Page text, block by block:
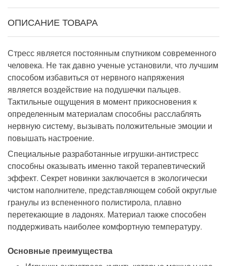
ОПИСАНИЕ ТОВАРА
Стресс является постоянным спутником современного
человека. Не так давно ученые установили, что лучшим
способом избавиться от нервного напряжения
является воздействие на подушечки пальцев.
Тактильные ощущения в момент прикосновения к
определенным материалам способны расслаблять
нервную систему, вызывать положительные эмоции и
повышать настроение.
Специальные разработанные игрушки-антистресс
способны оказывать именно такой терапевтический
эффект. Секрет новинки заключается в экологически
чистом наполнителе, представляющем собой округлые
гранулы из вспененного полистирола, плавно
перетекающие в ладонях. Материал также способен
поддерживать наиболее комфортную температуру.
Основные преимущества